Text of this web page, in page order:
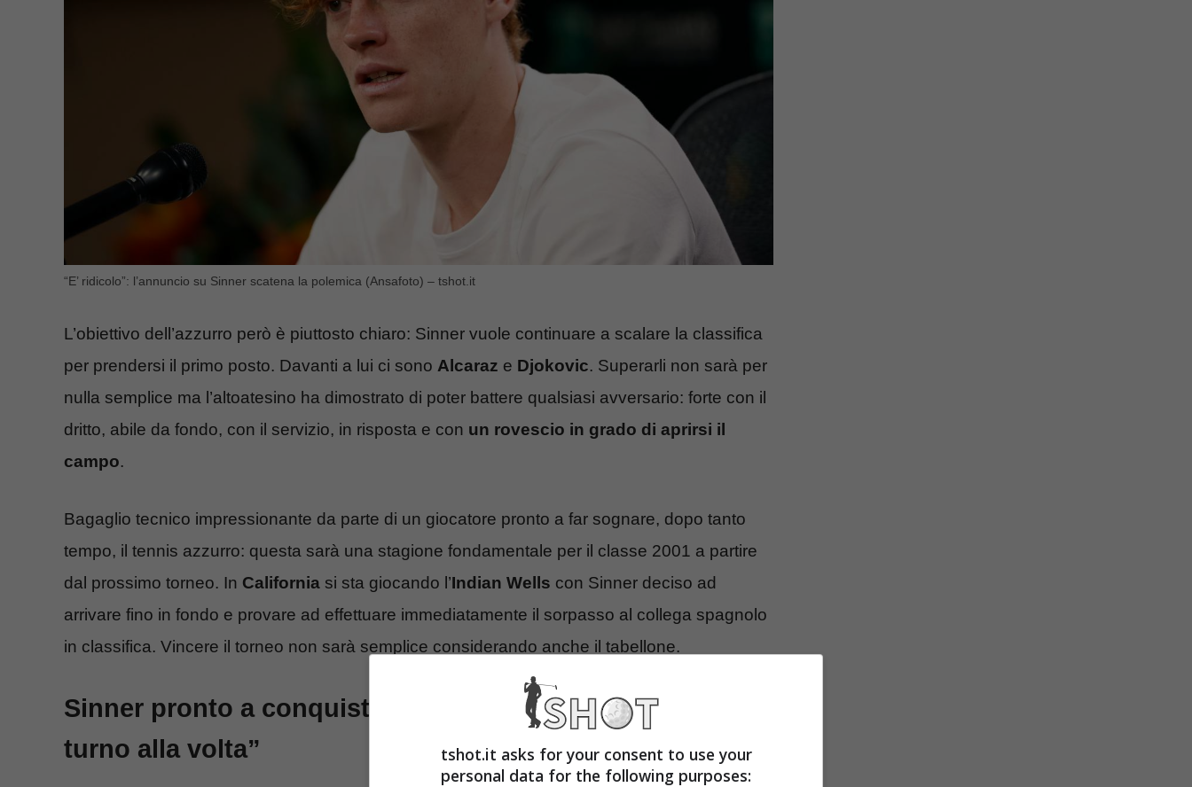
“E’ ridicolo”: l’annuncio su Sinner scatena la polemica (Ansafoto) – tshot.it
L’obiettivo dell’azzurro però è piuttosto chiaro: Sinner vuole continuare a scalare la classifica
per prendersi il primo posto. Davanti a lui ci sono Alcaraz e Djokovic. Superarli non sarà per
nulla semplice ma l’altoatesino ha dimostrato di poter battere qualsiasi avversario: forte con il
dritto, abile da fondo, con il servizio, in risposta e con un rovescio in grado di aprirsi il
campo.
Bagaglio tecnico impressionante da parte di un giocatore pronto a far sognare, dopo tanto
tempo, il tennis azzurro: questa sarà una stagione fondamentale per il classe 2001 a partire
dal prossimo torneo. In California si sta giocando l’Indian Wells con Sinner deciso ad
arrivare fino in fondo e provare ad effettuare immediatamente il sorpasso al collega spagnolo
in classifica. Vincere il torneo non sarà semplice considerando anche il tabellone.
Sinner pronto a conquistare Indian Wells: “Guardare un
turno alla volta”
tshot.it asks for your consent to use your
personal data for the following purposes: